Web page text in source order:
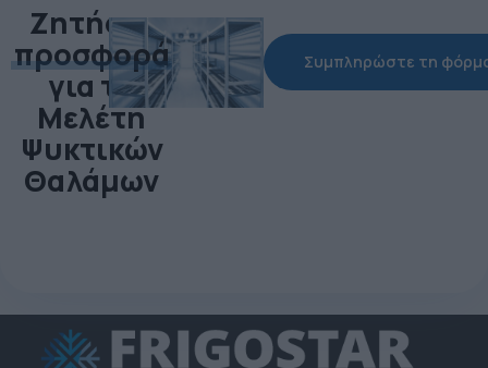
Ζητήστε
προσφορά
για τη
Μελέτη
Ψυκτικών
Θαλάμων
Συμπληρώστε τη